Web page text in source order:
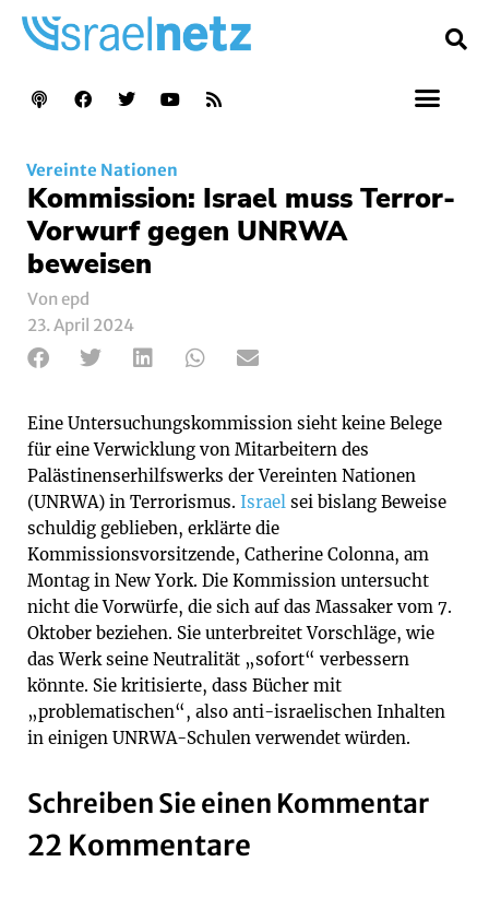
Vereinte Nationen
Kommission: Israel muss Terror-
Vorwurf gegen UNRWA
beweisen
Von epd
23. April 2024
Eine Untersuchungskommission sieht keine Belege
für eine Verwicklung von Mitarbeitern des
Palästinenserhilfswerks der Vereinten Nationen
(UNRWA) in Terrorismus. Israel sei bislang Beweise
schuldig geblieben, erklärte die
Kommissionsvorsitzende, Catherine Colonna, am
Montag in New York. Die Kommission untersucht
nicht die Vorwürfe, die sich auf das Massaker vom 7.
Oktober beziehen. Sie unterbreitet Vorschläge, wie
das Werk seine Neutralität „sofort“ verbessern
könnte. Sie kritisierte, dass Bücher mit
„problematischen“, also anti-israelischen Inhalten
in einigen UNRWA-Schulen verwendet würden.
Schreiben Sie einen Kommentar
22 Kommentare